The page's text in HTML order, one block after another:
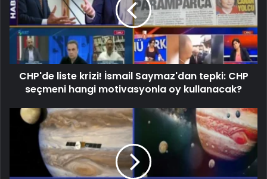
CHP'de liste krizi! İsmail Saymaz'dan tepki: CHP
seçmeni hangi motivasyonla oy kullanacak?